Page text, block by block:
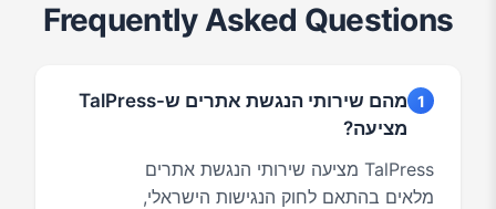
Frequently Asked Questions
1
מהם שירותי הנגשת אתרים ש-TalPress
מציעה?
TalPress מציעה שירותי הנגשת אתרים
מלאים בהתאם לחוק הנגישות הישראלי,